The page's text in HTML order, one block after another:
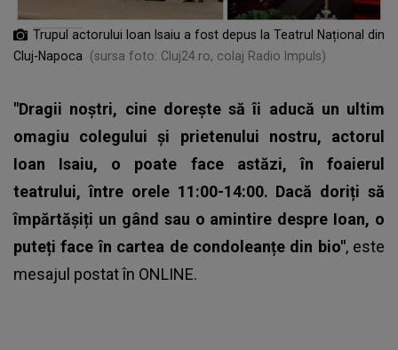
Trupul actorului Ioan Isaiu a fost depus la Teatrul Național din
Cluj-Napoca
(sursa foto: Cluj24.ro, colaj Radio Impuls)
"Dragii noștri, cine dorește să îi aducă un ultim
omagiu colegului și prietenului nostru, actorul
Ioan Isaiu, o poate face astăzi, în foaierul
teatrului, între orele 11:00-14:00. Dacă doriți să
împărtășiți un gând sau o amintire despre Ioan, o
puteți face în cartea de condoleanțe din bio", este
mesajul postat în ONLINE.